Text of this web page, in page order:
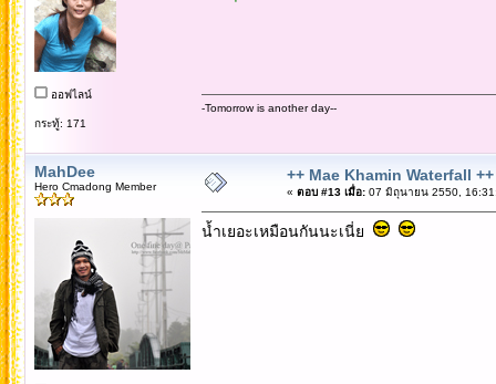
ออฟไลน์
กระทู้: 171
-Tomorrow is another day--
MahDee
Hero Cmadong Member
++ Mae Khamin Waterfall ++
« ตอบ #13 เมื่อ:07 มิถุนายน 2550,
น้ำเยอะเหมือนกันนะเนี่ย